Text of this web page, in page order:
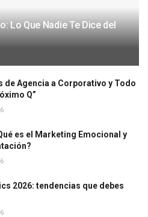
Lo Que Nadie Te Dice del
de Agencia a Corporativo y Todo
Q”
es el Marketing Emocional y
2026: tendencias que debes